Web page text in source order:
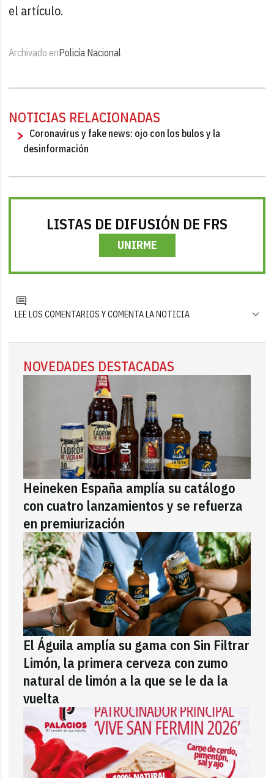
el artículo.
Archivado enPolicía Nacional
NOTICIAS RELACIONADAS
Coronavirus y fake news: ojo con los bulos y la
desinformación
LISTAS DE DIFUSIÓN DE FRS
UNIRME
LEE LOS COMENTARIOS Y COMENTA LA NOTICIA
NOVEDADES DESTACADAS
Heineken España amplía su catálogo
con cuatro lanzamientos y se refuerza
en premiurización
El Águila amplía su gama con Sin Filtrar
Limón, la primera cerveza con zumo
natural de limón a la que se le da la
vuelta